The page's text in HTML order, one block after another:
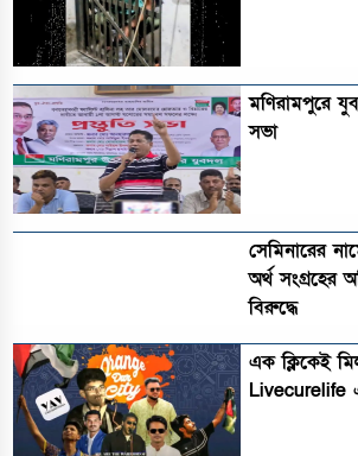
মণিরামপুরে
সভা
সেমিনারের
অর্থ সংগ্রহের
বিরুদ্ধে
এক ক্লিকেই
Livecurelife